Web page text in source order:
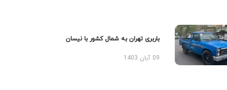
باربری تهران به شمال کشور با نیسان
09 آبان 1403